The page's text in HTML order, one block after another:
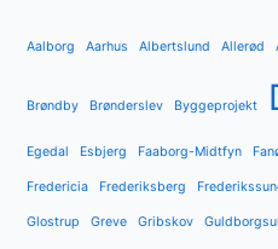
Aalborg Aarhus Albertslund Allerød
Brøndby Brønderslev Byggeprojekt
Egedal Esbjerg Faaborg-Midtfyn
Fredericia Frederiksberg
Glostrup Greve Gribskov